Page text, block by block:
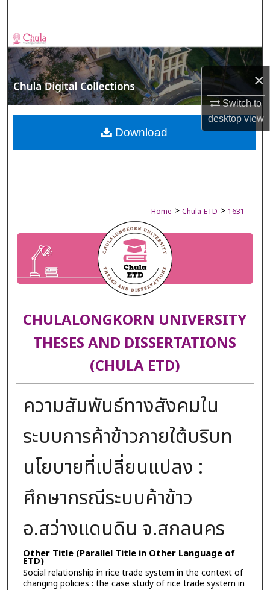
×
Switch to
desktopview
Browse Collections
My Account
About
Digital Commons Network™
Home > Chula-ETD > 1631
CHULALONGKORN UNIVERSITY
THESES AND DISSERTATIONS
(CHULA ETD)
ความสัมพันธ์ทางสังคมใน
ระบบการค้าข้าวภายใต้บริบท
นโยบายที่เปลี่ยนแปลง :
ศึกษากรณีระบบค้าข้าว
อ.สว่างแดนดิน จ.สกลนคร
Other Title (Parallel Title in Other Language of
ETD)
Social relationship in rice trade system in the context of
changing policies : the case study of rice trade system in
Download